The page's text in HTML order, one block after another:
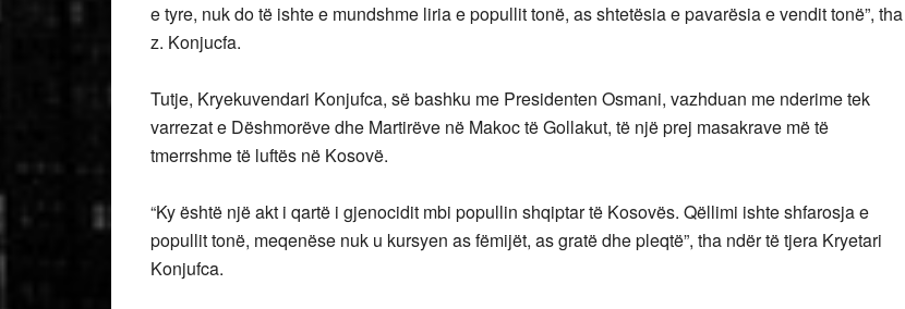
e tyre, nuk do të ishte e mundshme liria e popullit tonë, as shtetësia e pavarësia e vendit tonë”, tha
z. Konjucfa.
Tutje, Kryekuvendari Konjufca, së bashku me Presidenten Osmani, vazhduan me nderime tek
varrezat e Dëshmorëve dhe Martirëve në Makoc të Gollakut, të një prej masakrave më të
tmerrshme të luftës në Kosovë.
“Ky është një akt i qartë i gjenocidit mbi popullin shqiptar të Kosovës. Qëllimi ishte shfarosja e
popullit tonë, meqenëse nuk u kursyen as fëmijët, as gratë dhe pleqtë”, tha ndër të tjera Kryetari
Konjufca.